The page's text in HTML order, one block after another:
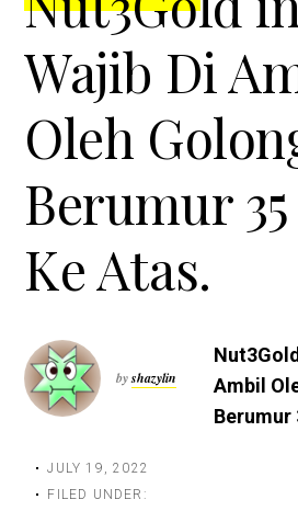
Wajib Di
Oleh
Berumur
Ke Atas.
byshazylin
JULY 19, 2022
FILED UNDER:
Ambil
Berumur